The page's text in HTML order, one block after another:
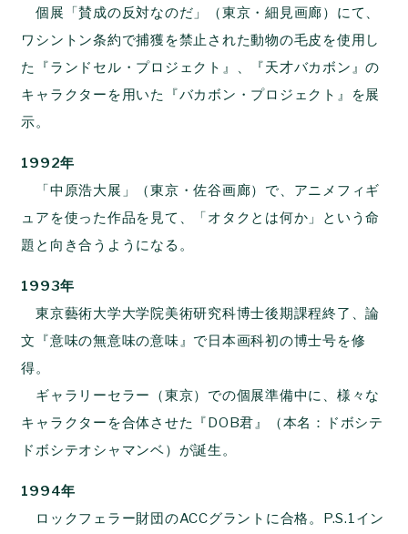
個展「賛成の反対なのだ」（東京・細見画廊）にて、
ワシントン条約で捕獲を禁止された動物の毛皮を使用し
た『ランドセル・プロジェクト』、『天才バカボン』の
キャラクターを用いた『バカボン・プロジェクト』を展
示。
1992年
「中原浩大展」（東京・佐谷画廊）で、アニメフィギ
ュアを使った作品を見て、「オタクとは何か」という命
題と向き合うようになる。
1993年
東京藝術大学大学院美術研究科博士後期課程終了、論
文『意味の無意味の意味』で日本画科初の博士号を修
得。
ギャラリーセラー（東京）での個展準備中に、様々な
キャラクターを合体させた『DOB君』（本名：ドボシテ
ドボシテオシャマンベ）が誕生。
1994年
ロックフェラー財団のACCグラントに合格。P.S.1イン